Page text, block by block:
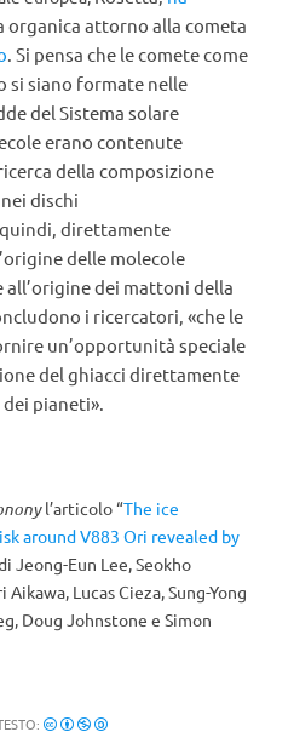
organica attorno alla cometa
. Si pensa che le comete come
si siano formate nelle
del Sistema solare
erano contenute
della composizione
dischi
direttamente
delle molecole
all’origine dei mattoni della
i ricercatori, «che le
un’opportunità speciale
del ghiacci direttamente
pianeti».
l’articolo “The ice
around V883 Ori revealed by
Jeong-Eun Lee, Seokho
Aikawa, Lucas Cieza, Sung-Yong
Doug Johnstone e Simon